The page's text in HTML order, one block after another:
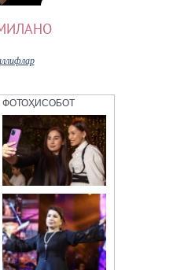
ФОТОҲИСОБОТ